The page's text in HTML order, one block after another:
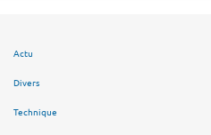
Actu
Divers
Technique